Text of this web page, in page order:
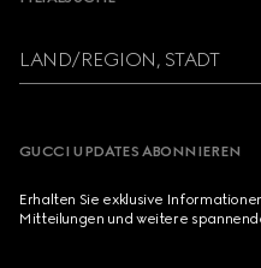
LAND/REGION, STADT
GUCCI UPDATES ABONNIEREN
Erhalten Sie exklusive
Mitteilungen und weitere